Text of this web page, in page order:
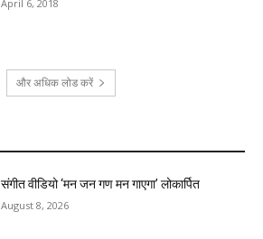
April 6, 2018
और अधिक लोड करें
संगीत वीडियो ‘मन जन गण मन गाएगा’ लोकार्पित
August 8, 2026